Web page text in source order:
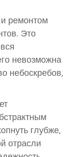
ремонтом
. Это
невозможна
небоскребов,
глубже,
отрасли